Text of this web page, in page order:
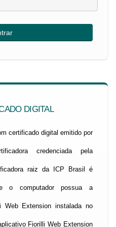
DIGITAL
certificado digital emitido por
credenciada pela
raiz da ICP Brasil é
o computador possua a
Web Extension instalada no
Fiorilli Web Extension